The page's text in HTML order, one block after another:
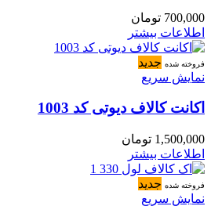
700,000 تومان
اطلاعات بیشتر
فروخته شده جدید
نمایش سریع
اکانت کالاف دیوتی کد 1003
1,500,000 تومان
اطلاعات بیشتر
فروخته شده جدید
نمایش سریع